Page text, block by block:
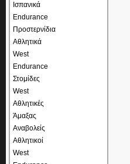
Ισπανικά
Endurance
Προστερνίδια
Αθλητικά
West
Endurance
Στομίδες
West
Αθλητικές
Άμαξας
Αναβολείς
Αθλητικοί
West